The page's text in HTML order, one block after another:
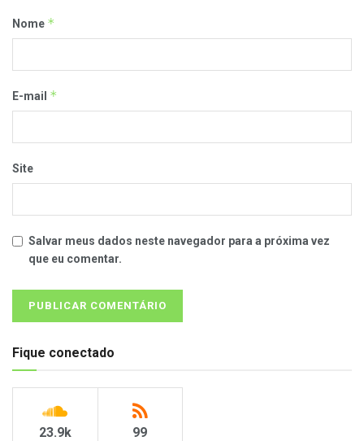
Nome *
E-mail *
Site
Salvar meus dados neste navegador para a próxima vez
que eu comentar.
Fique conectado
23.9k 99